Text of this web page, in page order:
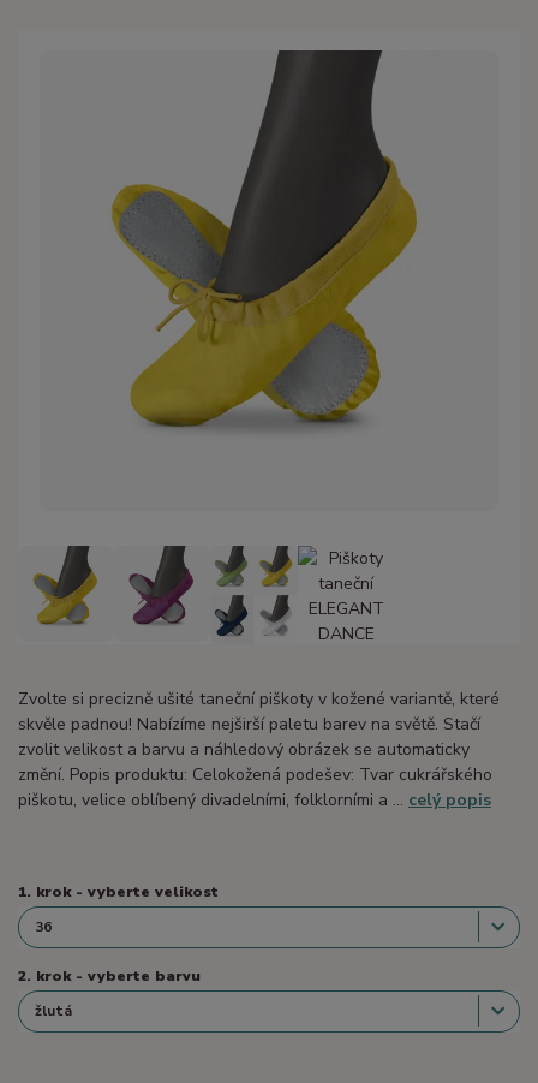
Zvolte si precizně ušité taneční piškoty v kožené variantě, které
skvěle padnou! Nabízíme nejširší paletu barev na světě. Stačí
zvolit velikost a barvu a náhledový obrázek se automaticky
změní. Popis produktu: Celokožená podešev: Tvar cukrářského
piškotu, velice oblíbený divadelními, folklorními a ... celý popis
1. krok - vyberte velikost
2. krok - vyberte barvu